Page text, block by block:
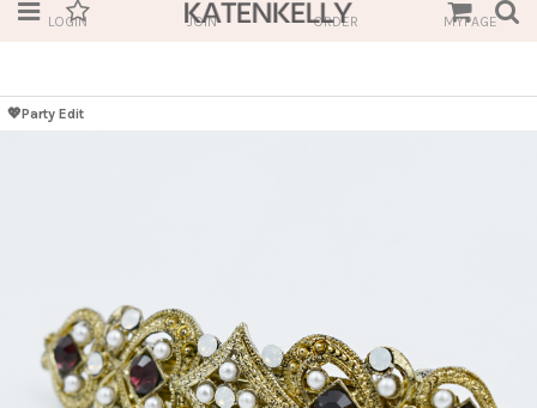
LOGIN JOIN ORDER MYPAGE
💖Party Edit